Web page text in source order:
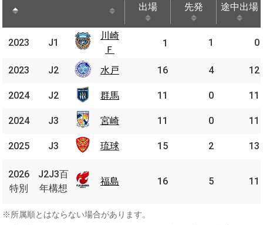
出場 先発 途中出場
2023
川崎
Ｆ
1 1 0
2023 水戸 16 4 12
2024 群馬 11 0 11
2024 宮崎 11 0 11
2025 琉球 15 2 13
2026
特別
百年
構想
福島 16 5 11
2023 J1
川崎
Ｆ
2023
J2 水戸
2024 J2 群馬
2024 J3 宮崎
2025 J3 琉球
2026
特別
J2J3百
年構想
福島
※所属順とはならない場合があります。